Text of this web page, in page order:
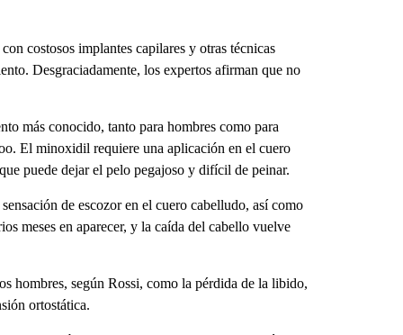
costosos implantes capilares y otras técnicas
Desgraciadamente, los expertos afirman que no
más conocido, tanto para hombres como para
El minoxidil requiere una aplicación en el cuero
puede dejar el pelo pegajoso y difícil de peinar.
de escozor en el cuero cabelludo, así como
meses en aparecer, y la caída del cabello vuelve
hombres, según Rossi, como la pérdida de la libido,
ortostática.